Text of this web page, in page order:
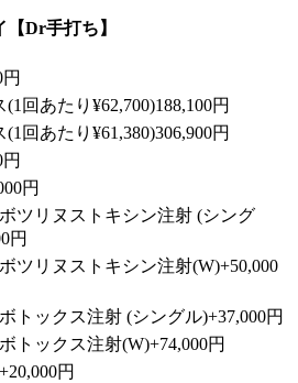
Dr手打ち】
(1回あたり¥62,700)188,100円
(1回あたり¥61,380)306,900円
円
ツリヌストキシン注射 (シング
円
ツリヌストキシン注射(W)+50,000
トックス注射 (シングル)+37,000円
トックス注射(W)+74,000円
+20,000円